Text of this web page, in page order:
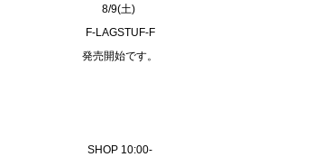
8/9(土)
F-LAGSTUF-F
発売開始です。
SHOP 10:00-